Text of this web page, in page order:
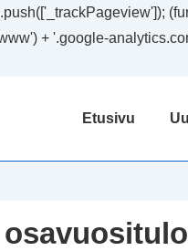
+ '.google-
Päänavigaatio
Etusivu